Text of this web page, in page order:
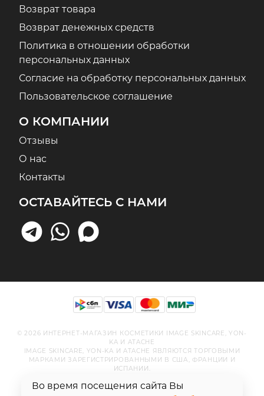
Возврат товара
Возврат денежных средств
Политика в отношении обработки
персональных данных
Согласие на обработку персональных данных
Пользовательское соглашение
О КОМПАНИИ
Отзывы
О нас
Контакты
ОСТАВАЙТЕСЬ С НАМИ
© 2026 ИНТЕРНЕТ-МАГАЗИН КОСМЕТИКИ IMAGE SKINCARE, YON-
KA И ATACHE
IMAGE SKINCARE, YON-KA И ATACHE ЯВЛЯЮТСЯ ТОРГОВЫМИ
МАРКАМИ ЗАРЕГИСТРИРОВАННЫМИ В США, ФРАНЦИИ И
ИСПАНИИ.
Во время посещения сайта Вы